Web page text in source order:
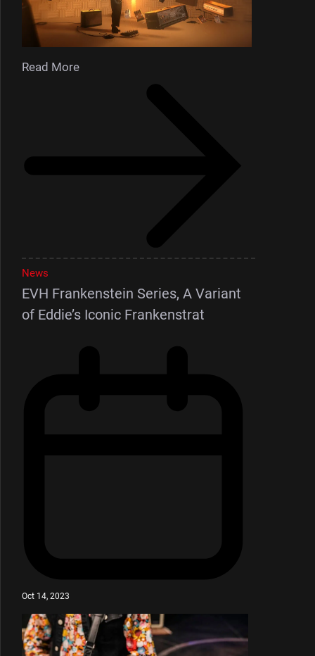
Read More
News
EVH Frankenstein Series, A Variant
of Eddie’s Iconic Frankenstrat
Oct 14, 2023